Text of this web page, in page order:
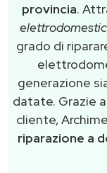
provincia.
grado di
generazione
datate. Grazie
cliente,
riparazione a